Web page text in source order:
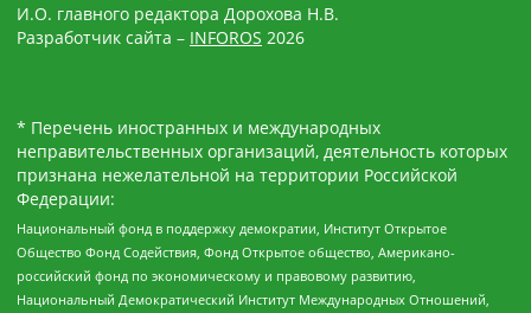
И.О. главного редактора Дорохова Н.В.
Разработчик сайта – INFOROS 2026
* Перечень иностранных и международных
неправительственных организаций, деятельность которых
признана нежелательной на территории Российской
Федерации:
Национальный фонд в поддержку демократии, Институт Открытое
Общество Фонд Содействия, Фонд Открытое общество, Американо-
российский фонд по экономическому и правовому развитию,
Национальный Демократический Институт Международных Отношений,